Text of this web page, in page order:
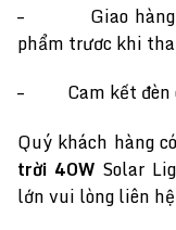
– Giao hàng
phẩm trươc khi
– Cam kết đèn
Quý khách hàng
trời 40W Solar
lớn vui lòng liên